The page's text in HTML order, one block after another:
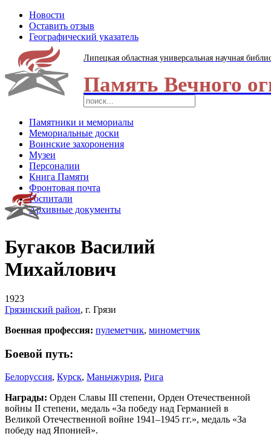
Новости
Оставить отзыв
Географический указатель
Липецкая областная универсальная научная
Память Вечного
Памятники и мемориалы
Мемориальные доски
Воинские захоронения
Музеи
Персоналии
Книга Памяти
Фронтовая почта
Госпитали
Архивные документы
Бугаков Василий
Михайлович
1923
Грязинский район, г. Грязи
Военная профессия: пулеметчик, минометчик
Боевой путь:
Белоруссия, Курск, Маньчжурия, Рига
Награды: Орден Славы III степени, Орден Отечественной
войны II степени, медаль «За победу над Германией в
Великой Отечественной войне 1941–1945 гг.», медаль «За
победу над Японией».